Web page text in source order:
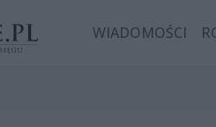
WIADOMOŚCI